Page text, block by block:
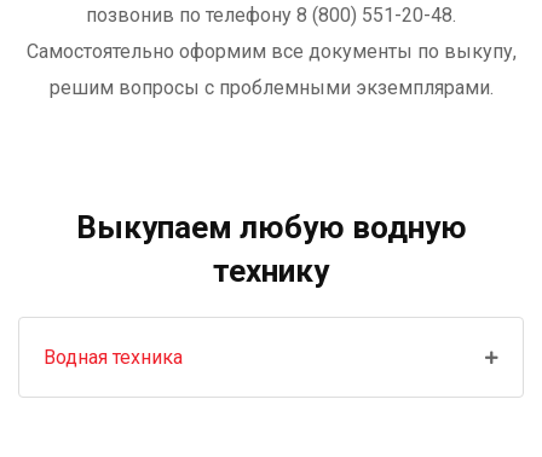
позвонив по телефону 8 (800) 551-20-48.
Самостоятельно оформим все документы по выкупу,
решим вопросы с проблемными экземплярами.
Выкупаем любую водную
технику
Водная техника